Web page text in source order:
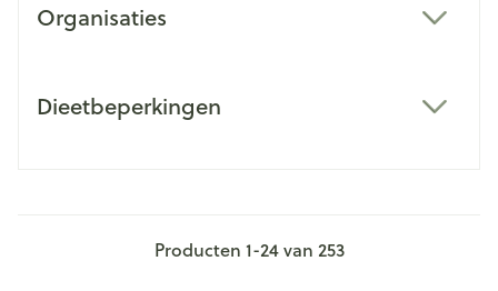
Organisaties
Dieetbeperkingen
Producten 1-24van 253